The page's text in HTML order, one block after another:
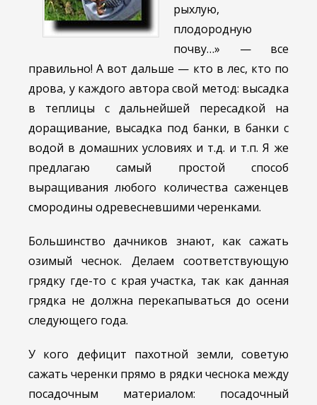
рыхлую,
плодородную
почву…» — все
правильно! А вот дальше — кто в лес, кто по
дрова, у каждого автора свой метод: высадка
в теплицы с дальнейшей пересадкой на
доращивание, высадка под банки, в банки с
водой в домашних условиях и т.д. и т.п. Я же
предлагаю самый простой способ
выращивания любого количества саженцев
смородины одревесневшими черенками.
Большинство дачников знают, как сажать
озимый чеснок. Делаем соответствующую
грядку где-то с края участка, так как данная
грядка не должна перекапываться до осени
следующего года.
У кого дефицит пахотной земли, советую
сажать черенки прямо в рядки чеснока между
посадочным материалом: посадочный